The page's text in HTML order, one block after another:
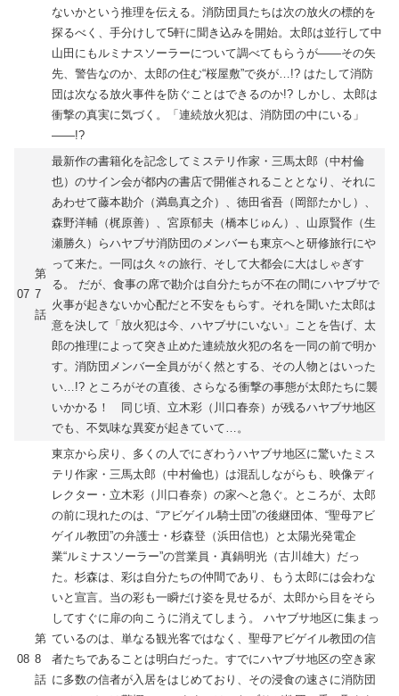
ないかという推理を伝える。消防団員たちは次の放火の標的を
探るべく、手分けして5軒に聞き込みを開始。太郎は並行して中
山田にもルミナスソーラーについて調べてもらうが――その矢
先、警告なのか、太郎の住む“桜屋敷”で炎が…!? はたして消防
団は次なる放火事件を防ぐことはできるのか!? しかし、太郎は
衝撃の真実に気づく。「連続放火犯は、消防団の中にいる」
――!?
07
第
7
話
最新作の書籍化を記念してミステリ作家・三馬太郎（中村倫
也）のサイン会が都内の書店で開催されることとなり、それに
あわせて藤本勘介（満島真之介）、徳田省吾（岡部たかし）、
森野洋輔（梶原善）、宮原郁夫（橋本じゅん）、山原賢作（生
瀬勝久）らハヤブサ消防団のメンバーも東京へと研修旅行にや
って来た。一同は久々の旅行、そして大都会に大はしゃぎす
る。 だが、食事の席で勘介は自分たちが不在の間にハヤブサで
火事が起きないか心配だと不安をもらす。それを聞いた太郎は
意を決して「放火犯は今、ハヤブサにいない」ことを告げ、太
郎の推理によって突き止めた連続放火犯の名を一同の前で明か
す。消防団メンバー全員ががく然とする、その人物とはいった
い…!? ところがその直後、さらなる衝撃の事態が太郎たちに襲
いかかる！ 同じ頃、立木彩（川口春奈）が残るハヤブサ地区
でも、不気味な異変が起きていて…。
08
第
8
話
東京から戻り、多くの人でにぎわうハヤブサ地区に驚いたミス
テリ作家・三馬太郎（中村倫也）は混乱しながらも、映像ディ
レクター・立木彩（川口春奈）の家へと急ぐ。ところが、太郎
の前に現れたのは、“アビゲイル騎士団”の後継団体、“聖母アビ
ゲイル教団”の弁護士・杉森登（浜田信也）と太陽光発電企
業“ルミナスソーラー”の営業員・真鍋明光（古川雄大）だっ
た。杉森は、彩は自分たちの仲間であり、もう太郎には会わな
いと宣言。当の彩も一瞬だけ姿を見せるが、太郎から目をそら
してすぐに扉の向こうに消えてしまう。 ハヤブサ地区に集まっ
ているのは、単なる観光客ではなく、聖母アビゲイル教団の信
者たちであることは明白だった。すでにハヤブサ地区の空き家
に多数の信者が入居をはじめており、その浸食の速さに消防団